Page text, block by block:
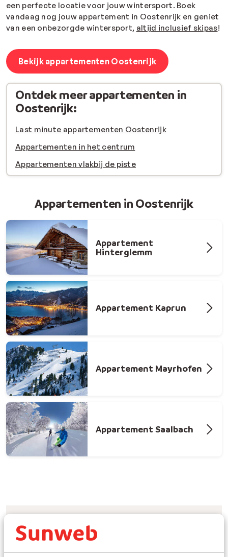
een perfecte locatie voor jouw wintersport. Boek
vandaag nog jouw appartement in Oostenrijk en geniet
van een onbezorgde wintersport, altijd inclusief skipas!
Bekijk appartementen Oostenrijk
Ontdek meer appartementen in
Oostenrijk:
Last minute appartementen Oostenrijk
Appartementen in het centrum
Appartementen vlakbij de piste
Appartementen in Oostenrijk
Appartement
Hinterglemm
Appartement Kaprun
Appartement Mayrhofen
Appartement Saalbach
Voor wie is een appartement in